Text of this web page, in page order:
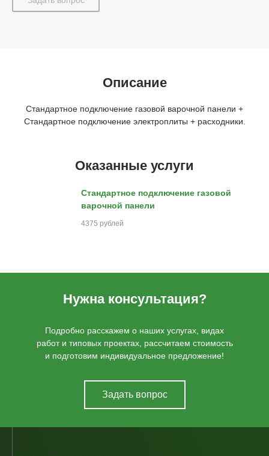
Описание
Стандартное подключение газовой варочной панели +
Стандартное подключение электроплиты + расходники.
Оказанные услуги
Стандартное подключение газовой
варочной панели
4375 рублей
Нужна консультация?
Подробно расскажем о наших услугах, видах
работ и типовых проектах, рассчитаем стоимость
и подготовим индивидуальное предложение!
Задать вопрос